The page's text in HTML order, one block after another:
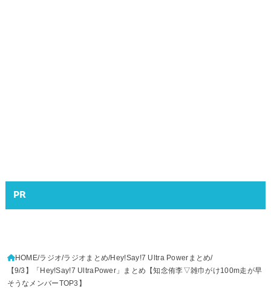
PR
HOME ラジオ ラジオまとめ Hey!Say!7 Ultra Powerまとめ
【9/3】「Hey!Say!7 UltraPower」まとめ【知念侑李▽雑巾がけ100m走が早
そうなメンバーTOP3】